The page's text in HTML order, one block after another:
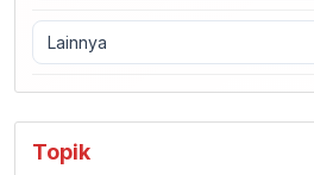
Lainnya
Topik